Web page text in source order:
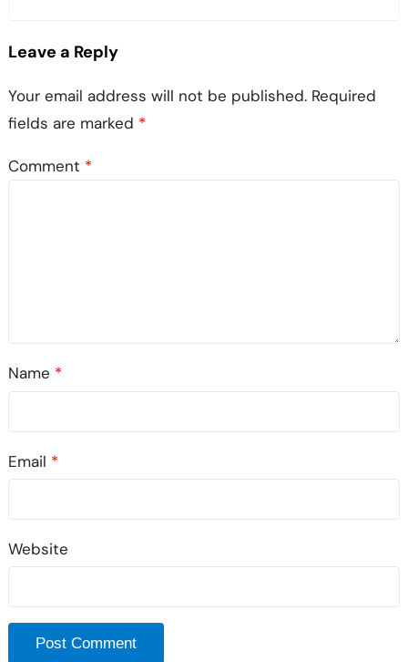
Leave a Reply
Your email address will not be published. Required
fields are marked *
Comment *
Name *
Email *
Website